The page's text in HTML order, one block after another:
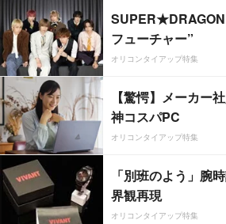
SUPER★DRAGON
フューチャー”
オリコンタイアップ特集
【驚愕】メーカー
神コスパPC
オリコンタイアップ特集
「別班のよう」腕
界観再現
オリコンタイアップ特集